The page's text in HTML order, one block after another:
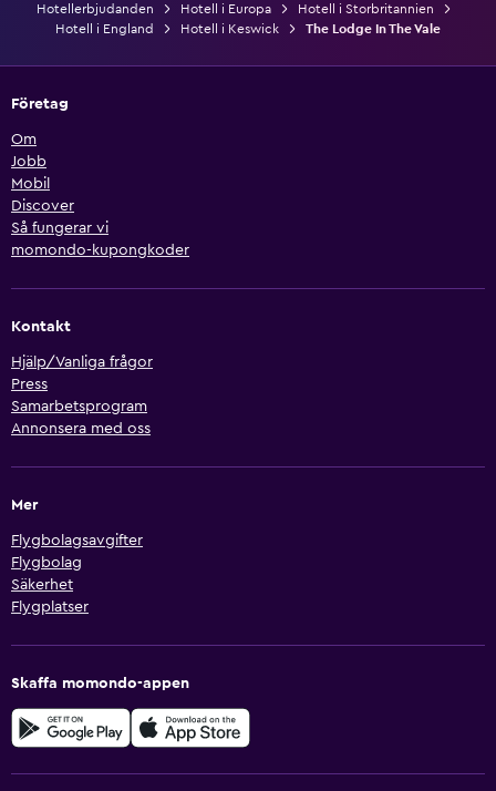
Hotellerbjudanden Hotell i Europa
Hotell i Storbritannien
Hotell i England
Hotell i Keswick The Lodge In The Vale
Företag
Om
Jobb
Mobil
Discover
Så fungerar vi
momondo-kupongkoder
Kontakt
Hjälp/Vanliga frågor
Press
Samarbetsprogram
Annonsera med oss
Mer
Flygbolagsavgifter
Flygbolag
Säkerhet
Flygplatser
Skaffa momondo-appen